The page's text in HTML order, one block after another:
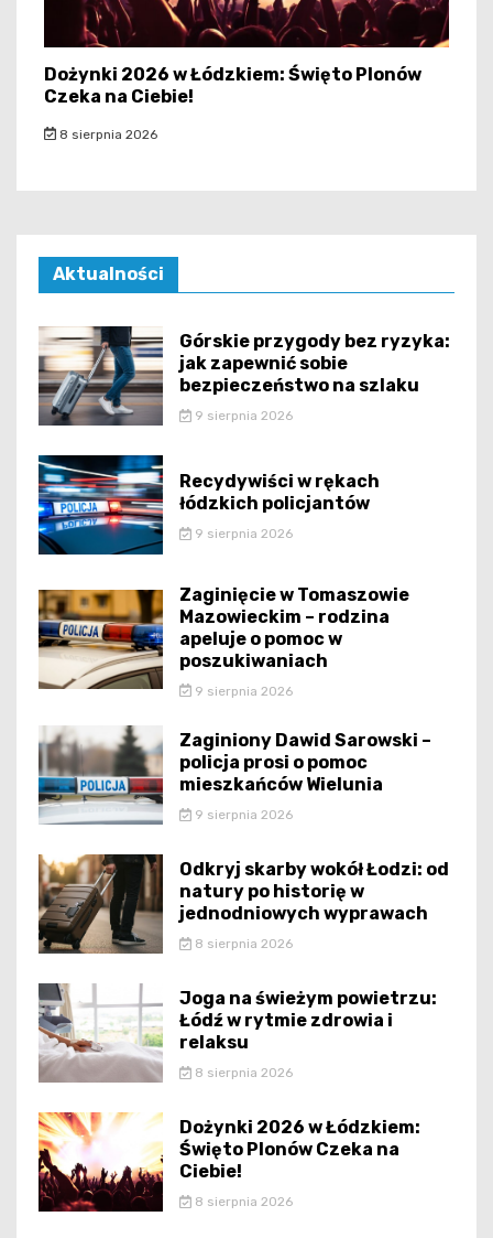
Dożynki 2026 w Łódzkiem: Święto Plonów
Czeka na Ciebie!
8 sierpnia 2026
Aktualności
Górskie przygody bez ryzyka:
jak zapewnić sobie
bezpieczeństwo na szlaku
9 sierpnia 2026
Recydywiści w rękach
łódzkich policjantów
9 sierpnia 2026
Zaginięcie w Tomaszowie
Mazowieckim – rodzina
apeluje o pomoc w
poszukiwaniach
9 sierpnia 2026
Zaginiony Dawid Sarowski –
policja prosi o pomoc
mieszkańców Wielunia
9 sierpnia 2026
Odkryj skarby wokół Łodzi: od
natury po historię w
jednodniowych wyprawach
8 sierpnia 2026
Joga na świeżym powietrzu:
Łódź w rytmie zdrowia i
relaksu
8 sierpnia 2026
Dożynki 2026 w Łódzkiem:
Święto Plonów Czeka na
Ciebie!
8 sierpnia 2026